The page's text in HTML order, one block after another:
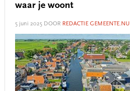
waar je woont
5 juni 2025DOOR REDACTIE GEMEENTE.NU